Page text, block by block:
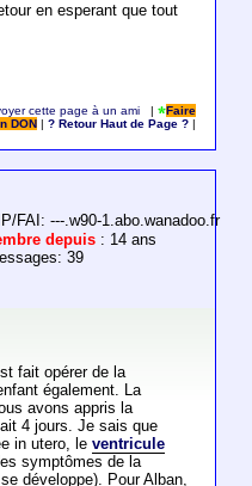
en esperant que tout
cette page à un ami |
Faire
DON
|? Retour Haut de Page ?
IP/FAI: ---.w90-1.abo.wanadoo.fr
depuis : 14 ans
39
fait opérer de la
également. La
avons appris la
4 jours. Je sais que
in utero, le ventricule
symptômes de la
développe). Pour Alban,